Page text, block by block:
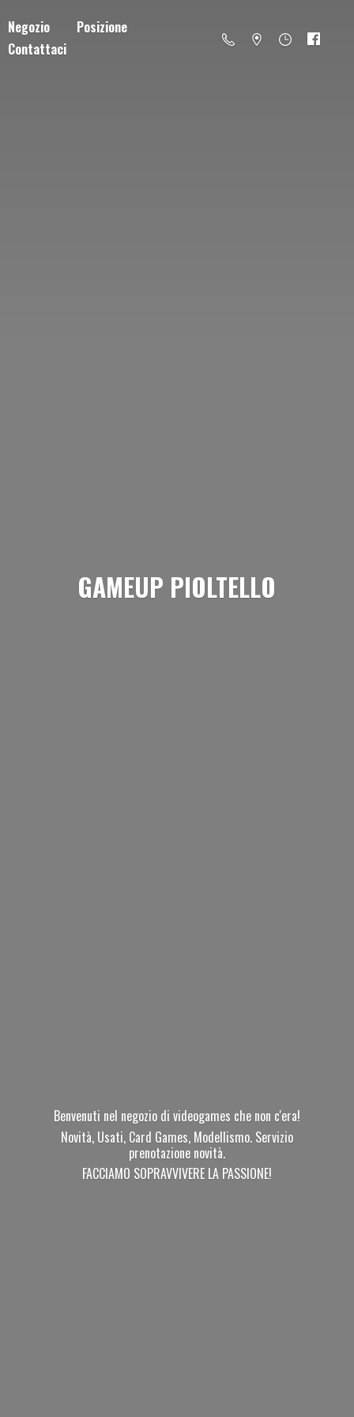
Negozio
Posizione
Contattaci
GAMEUP PIOLTELLO
Benvenuti nel negozio di videogames che non c'era!
Novità, Usati, Card Games, Modellismo. Servizio
prenotazione novità.
FACCIAMO SOPRAVVIVERE LA PASSIONE!